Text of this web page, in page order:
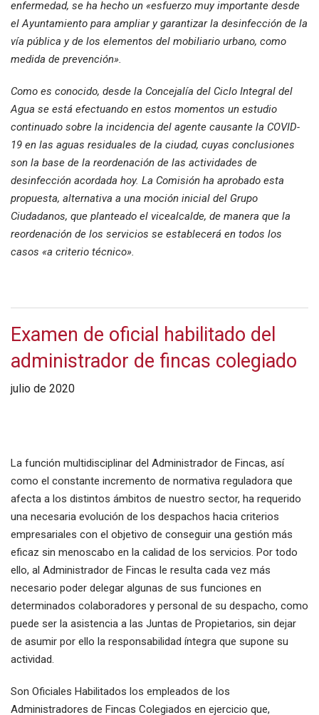
enfermedad, se ha hecho un «esfuerzo muy importante desde
el Ayuntamiento para ampliar y garantizar la desinfección de la
vía pública y de los elementos del mobiliario urbano, como
medida de prevención».
Como es conocido, desde la Concejalía del Ciclo Integral del
Agua se está efectuando en estos momentos un estudio
continuado sobre la incidencia del agente causante la COVID-
19 en las aguas residuales de la ciudad, cuyas conclusiones
son la base de la reordenación de las actividades de
desinfección acordada hoy. La Comisión ha aprobado esta
propuesta, alternativa a una moción inicial del Grupo
Ciudadanos, que planteado el vicealcalde, de manera que la
reordenación de los servicios se establecerá en todos los
casos «a criterio técnico».
Examen de oficial habilitado del
administrador de fincas colegiado
julio de 2020
La función multidisciplinar del Administrador de Fincas, así
como el constante incremento de normativa reguladora que
afecta a los distintos ámbitos de nuestro sector, ha requerido
una necesaria evolución de los despachos hacia criterios
empresariales con el objetivo de conseguir una gestión más
eficaz sin menoscabo en la calidad de los servicios. Por todo
ello, al Administrador de Fincas le resulta cada vez más
necesario poder delegar algunas de sus funciones en
determinados colaboradores y personal de su despacho, como
puede ser la asistencia a las Juntas de Propietarios, sin dejar
de asumir por ello la responsabilidad íntegra que supone su
actividad.
Son Oficiales Habilitados los empleados de los
Administradores de Fincas Colegiados en ejercicio que,